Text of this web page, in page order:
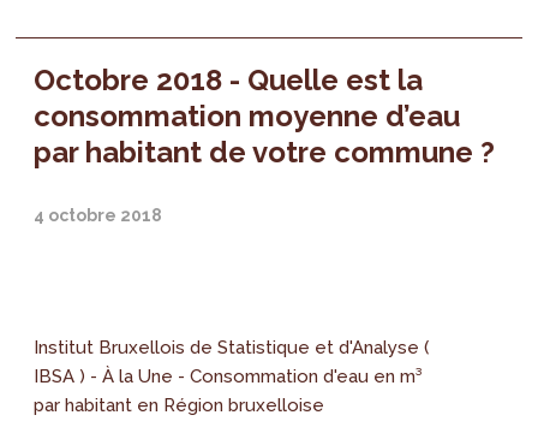
Octobre 2018 - Quelle est la
consommation moyenne d’eau
par habitant de votre commune ?
4 octobre 2018
Institut Bruxellois de Statistique et d'Analyse (
IBSA ) - À la Une - Consommation d'eau en m³
par habitant en Région bruxelloise